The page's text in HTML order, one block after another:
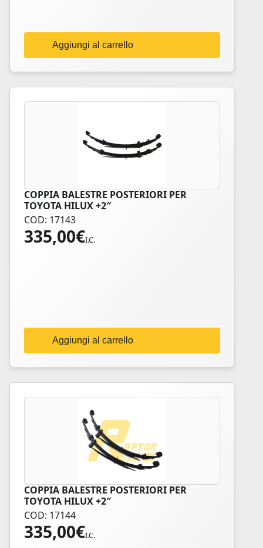
Aggiungi al carrello
COPPIA BALESTRE POSTERIORI PER
TOYOTA HILUX +2″
COD: 17143
335,00€I.C.
Aggiungi al carrello
COPPIA BALESTRE POSTERIORI PER
TOYOTA HILUX +2″
COD: 17144
335,00€I.C.